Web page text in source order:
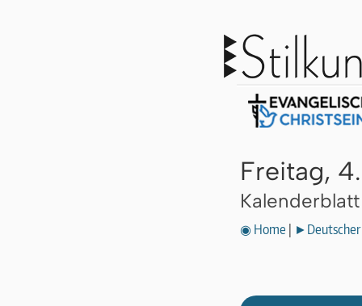
Freitag,
◉ Home ►Deutscher